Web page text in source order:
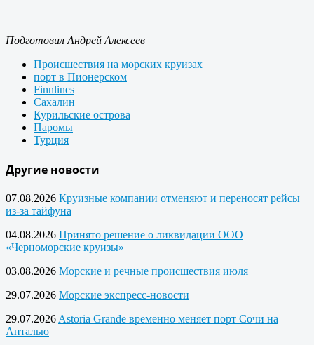
Подготовил Андрей Алексеев
Происшествия на морских круизах
порт в Пионерском
Finnlines
Сахалин
Курильские острова
Паромы
Турция
Другие новости
07.08.2026 Круизные компании отменяют и переносят рейсы
из-за тайфуна
04.08.2026 Принято решение о ликвидации ООО
«Черноморские круизы»
03.08.2026 Морские и речные происшествия июля
29.07.2026 Морские экспресс-новости
29.07.2026 Astoria Grande временно меняет порт Сочи на
Анталью